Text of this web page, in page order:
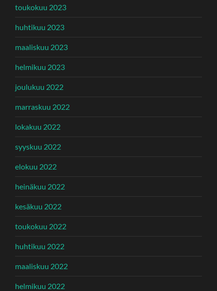
toukokuu 2023
huhtikuu 2023
maaliskuu 2023
helmikuu 2023
joulukuu 2022
marraskuu 2022
lokakuu 2022
syyskuu 2022
elokuu 2022
heinäkuu 2022
kesäkuu 2022
toukokuu 2022
huhtikuu 2022
maaliskuu 2022
helmikuu 2022